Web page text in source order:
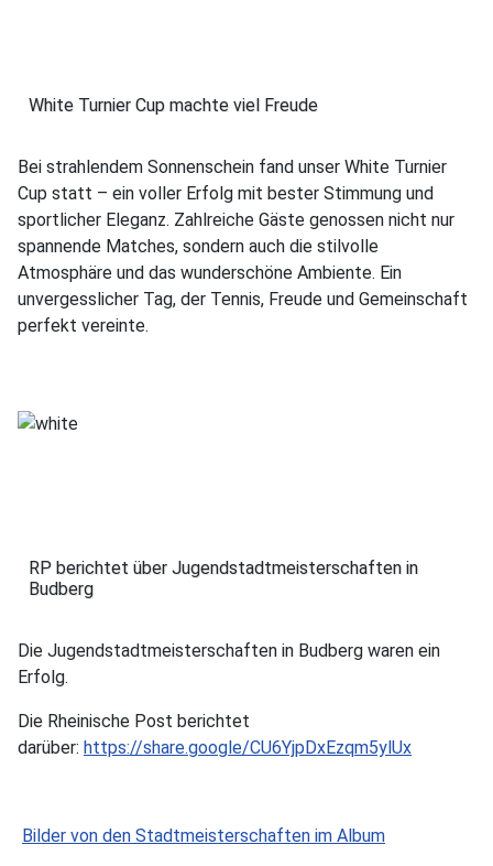
White Turnier Cup machte viel Freude
Bei strahlendem Sonnenschein fand unser White Turnier
Cup statt – ein voller Erfolg mit bester Stimmung und
sportlicher Eleganz. Zahlreiche Gäste genossen nicht nur
spannende Matches, sondern auch die stilvolle
Atmosphäre und das wunderschöne Ambiente. Ein
unvergesslicher Tag, der Tennis, Freude und Gemeinschaft
perfekt vereinte.
RP berichtet über Jugendstadtmeisterschaften in
Budberg
Die Jugendstadtmeisterschaften in Budberg waren ein
Erfolg.
Die Rheinische Post berichtet
darüber: https://share.google/CU6YjpDxEzqm5ylUx
Bilder von den Stadtmeisterschaften im Album